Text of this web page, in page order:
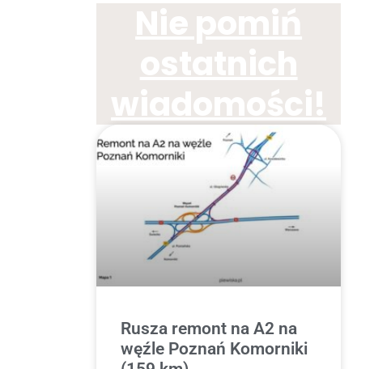
Nie pomiń
ostatnich
wiadomości!
Rusza remont na A2 na
węźle Poznań Komorniki